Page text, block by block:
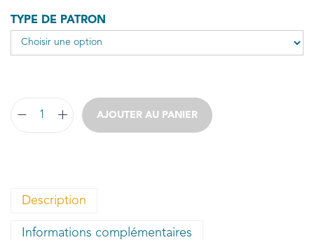
TYPE DE PATRON
AJOUTER AU PANIER
Description
Informations complémentaires